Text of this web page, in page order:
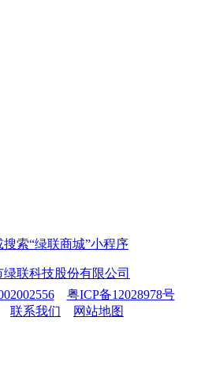
索“绿联商城”小程序
绿联科技股份有限公司
粤ICP备12028978号
联系我们 网站地图